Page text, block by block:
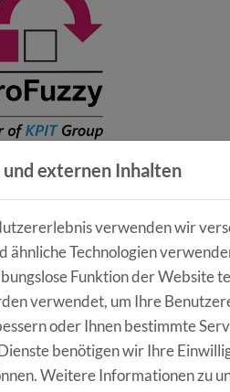
CLUSTER:
uns sehr, die
neues Mitglied im E-
begrüßen zu
WEITERLESEN
externen Inhalten
verwenden wir
ähnliche Technologien
Funktion der Website
verwendet, um Ihre
oder Ihnen bestimmte
benötigen wir Ihre
Weitere Informationen zu